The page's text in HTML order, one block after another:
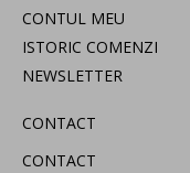
CONTUL MEU
ISTORIC COMENZI
NEWSLETTER
CONTACT
CONTACT